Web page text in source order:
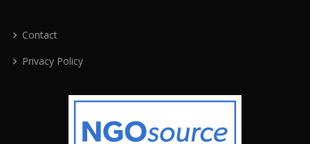
Contact
Privacy Policy